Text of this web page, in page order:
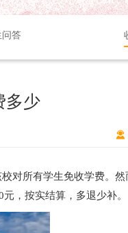
问答
多少
对所有学生免收学费。
，按实结算，多退少补。